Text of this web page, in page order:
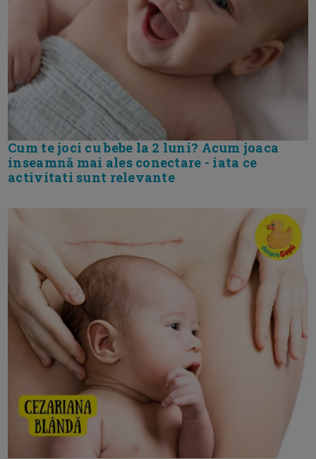
Cum te joci cu bebe la 2 luni? Acum joaca
inseamnă mai ales conectare - iata ce
activitati sunt relevante